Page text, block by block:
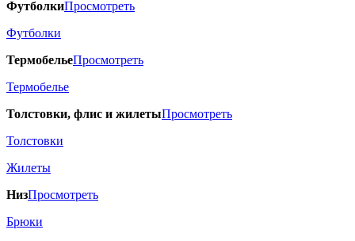
ФутболкиПросмотреть
Футболки
ТермобельеПросмотреть
Термобелье
Толстовки, флис и жилетыПросмотреть
Толстовки
Жилеты
НизПросмотреть
Брюки